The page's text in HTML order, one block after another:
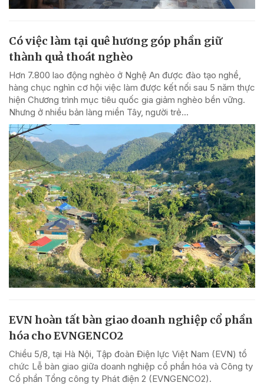
Có việc làm tại quê hương góp phần giữ
thành quả thoát nghèo
Hơn 7.800 lao động nghèo ở Nghệ An được đào tạo nghề,
hàng chục nghìn cơ hội việc làm được kết nối sau 5 năm thực
hiện Chương trình mục tiêu quốc gia giảm nghèo bền vững.
Nhưng ở nhiều bản làng miền Tây, người trẻ...
EVN hoàn tất bàn giao doanh nghiệp cổ phần
hóa cho EVNGENCO2
Chiều 5/8, tại Hà Nội, Tập đoàn Điện lực Việt Nam (EVN) tổ
chức Lễ bàn giao giữa doanh nghiệp cổ phần hóa và Công ty
Cổ phần Tổng công ty Phát điện 2 (EVNGENCO2).